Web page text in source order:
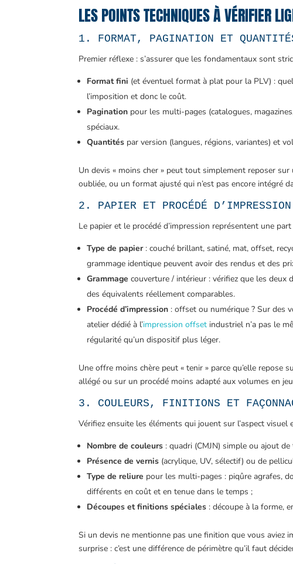
LES POINTS TECHNIQUES À VÉRIFIER
1. FORMAT, PAGINATION ET
Premier réflexe : s’assurer que les fondamentaux sont
Format fini (et éventuel format à plat pour la PLV) :
l’imposition et donc le coût.
Pagination pour les multi-pages (catalogues,
spéciaux.
Quantités par version (langues, régions, variantes) et
Un devis « moins cher » peut tout simplement reposer
oubliée, ou un format ajusté qui n’est pas encore intégré
2. PAPIER ET PROCÉDÉ D’IMPRESSION
Le papier et le procédé d’impression représentent une
Type de papier: couché brillant, satiné, mat, offset,
grammage identique peuvent avoir des rendus et des
Grammage couverture / intérieur : vérifiez que les deux
des équivalents réellement comparables.
Procédé d’impression : offset ou numérique ? Sur des
atelier dédié à l’impression offset industriel n’a pas le
régularité qu’un dispositif plus léger.
Une offre moins chère peut « tenir » parce qu’elle repose
allégé ou sur un procédé moins adapté aux volumes en
3. COULEURS, FINITIONS ET
Vérifiez ensuite les éléments qui jouent sur l’aspect
Nombre de couleurs : quadri (CMJN) simple ou ajout
Présence de vernis (acrylique, UV, sélectif) ou de
Type de reliure pour les multi-pages : piqûre agrafes,
différents en coût et en tenue dans le temps ;
Découpes et finitions spéciales : découpe à la forme,
Si un devis ne mentionne pas une finition que vous aviez
surprise : c’est une différence de périmètre qu’il faut